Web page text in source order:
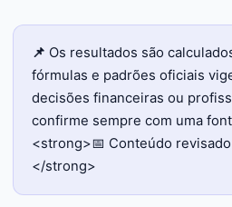
📌 Os resultados são
fórmulas e padrões oficiais
decisões financeiras ou
confirme sempre com uma
<strong>📅 Conteúdo
</strong>